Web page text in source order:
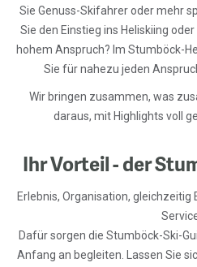
Sie Genuss-Skifahrer oder mehr
Sie den Einstieg ins Heliskiing
hohem Anspruch? Im Stumböck-
Sie für nahezu jeden
Wir bringen zusammen, was
daraus, mit Highlights voll
Ihr Vorteil - der
Erlebnis, Organisation,
Dafür sorgen die Stumböck-Ski-
Anfang an begleiten. Lassen Sie